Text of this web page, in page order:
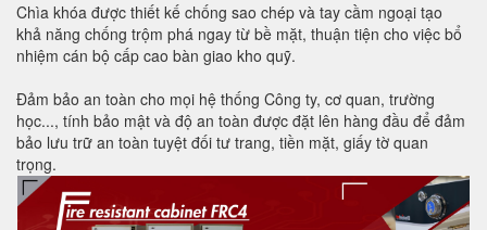
Chìa khóa được thiết kế chống sao chép và tay cầm ngoại tạo
khả năng chống trộm phá ngay từ bề mặt, thuận tiện cho việc bổ
nhiệm cán bộ cấp cao bàn giao kho quỹ.
Đảm bảo an toàn cho mọi hệ thống Công ty, cơ quan, trường
học..., tính bảo mật và độ an toàn được đặt lên hàng đầu để đảm
bảo lưu trữ an toàn tuyệt đối tư trang, tiền mặt, giấy tờ quan
trọng.